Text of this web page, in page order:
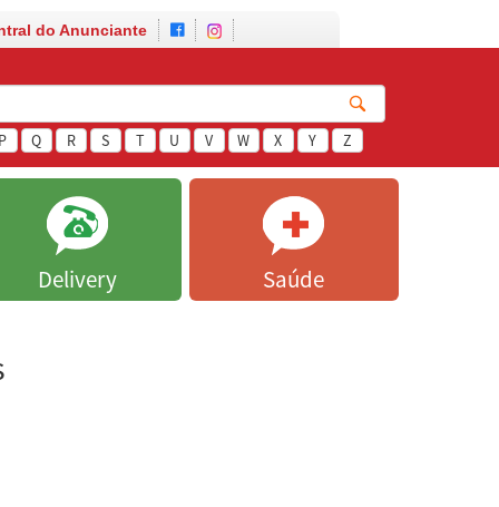
do Anunciante
P Q R S T U V W X Y Z
Delivery Saúde